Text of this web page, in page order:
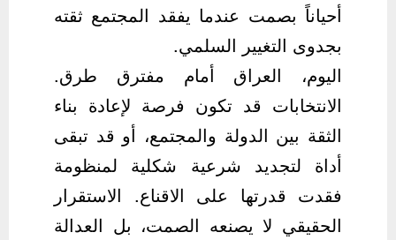
أحياناً بصمت عندما يفقد المجتمع ثقته
بجدوى التغيير السلمي.
اليوم، العراق أمام مفترق طرق.
الانتخابات قد تكون فرصة لإعادة بناء
الثقة بين الدولة والمجتمع، أو قد تبقى
أداة لتجديد شرعية شكلية لمنظومة
فقدت قدرتها على الاقناع. الاستقرار
الحقيقي لا يصنعه الصمت، بل العدالة